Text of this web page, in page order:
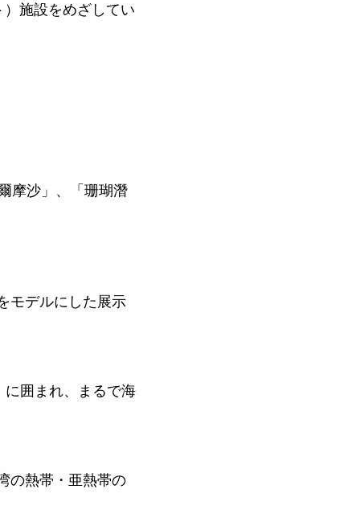
施設をめざしてい
摩沙」、「珊瑚潛
モデルにした展示
囲まれ、まるで海
の熱帯・亜熱帯の